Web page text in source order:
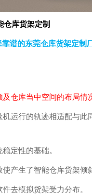
仓库货架定制
谱的东莞仓库货架定制
库当中空间的布局情
机运行的轨迹相适配与
定性的基础。
生了智能仓库货架倾
去模拟货架受力分布。